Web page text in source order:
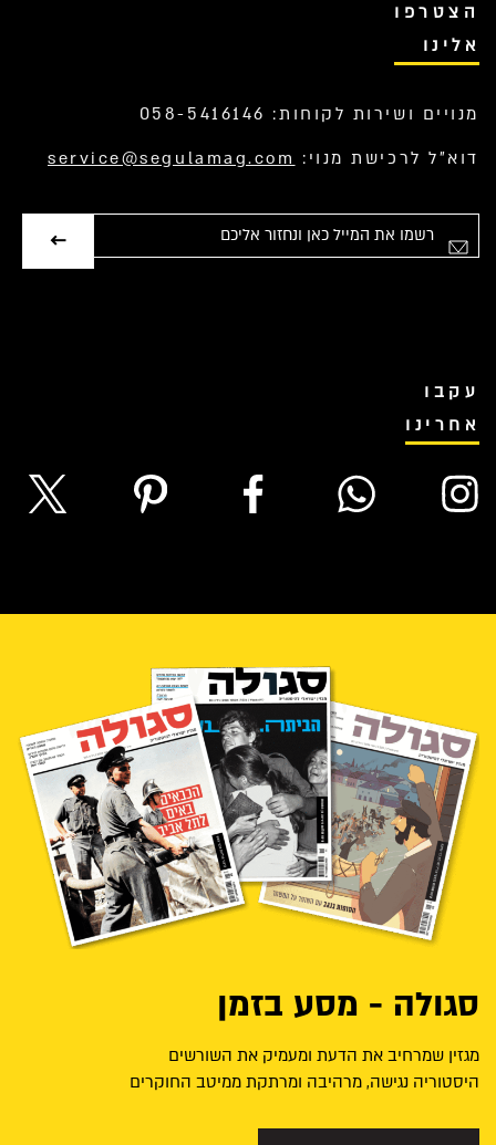
הצטרפו
אלינו
מנויים ושירות לקוחות: 058-5416146
דוא”ל לרכישת מנוי: service@segulamag.com
עקבו
אחרינו
סגולה - מסע בזמן
מגזין שמרחיב את הדעת ומעמיק את השורשים
היסטוריה נגישה, מרהיבה ומרתקת ממיטב החוקרים